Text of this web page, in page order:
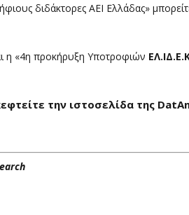
διδάκτορες ΑΕΙ Ελλάδας»
η «4η προκήρυξη Υποτροφιών
την ιστοσελίδα της